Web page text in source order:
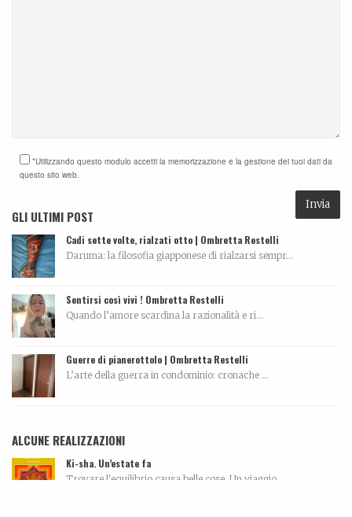
*Utilizzando questo modulo accetti la memorizzazione e la gestione dei tuoi dati da
questo sito web.
GLI ULTIMI POST
Cadi sette volte, rialzati otto | Ombretta Restelli
Daruma: la filosofia giapponese di rialzarsi sempr...
Sentirsi così vivi ! Ombretta Restelli
Quando l’amore scardina la razionalità e ri...
Guerre di pianerottolo | Ombretta Restelli
L’arte della guerra in condominio: cronache ...
ALCUNE REALIZZAZIONI
Ki-sha. Un’estate fa
Trovare l'equilibrio causa belle cose. Un viaggio...